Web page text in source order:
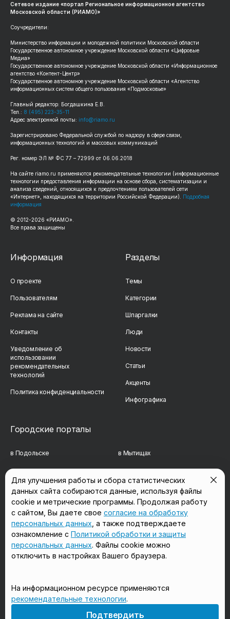
Сетевое издание «портал Региональное информационное агентство
Московской области (РИАМО)»
Соучредители:
Министерство информации и молодежной политики Московской области
Государственное автономное учреждение Московской области «Цифровые
Медиа»
Государственное автономное учреждение Московской области «Информационное
агентство «Контент-Центр»
Государственное автономное учреждение Московской области «Агентство
информационных систем общего пользования «Подмосковье»
Главный редактор: Богдашкина Е.В.
Тел.: 8 (495) 223-35-11
Адрес электронной почты: info@riamo.ru
Зарегистрировано Федеральной службой по надзору в сфере связи,
информационных технологий и массовых коммуникаций
Рег. номер ЭЛ № ФС 77 – 72999 от 06.06.2018
На сайте riamo.ru применяются рекомендательные технологии (информационные
технологии предоставления информации на основе сбора, систематизации и
анализа сведений, относящихся к предпочтениям пользователей сети
«Интернет», находящихся на территории Российской Федерации). Подробная
информация
© 2012-2026 «РИАМО».
Все права защищены
Информация
О проекте
Пользователям
Реклама на сайте
Контакты
Уведомление об
использовании
рекомендательных
технологий
Политика конфиденциальности
Разделы
Темы
Категории
Шпаргалки
Люди
Новости
Статьи
Акценты
Инфографика
Городские порталы
в Подольске в Мытищах
в Сергиевом Посаде в Люберцах
в Красногорске в Королёве
в Домодедово в Щёлково
18+
Мы в соцсетях
Для улучшения работы и сбора статистических
данных сайта собираются данные, используя файлы
cookie и метрические программы. Продолжая работу
с сайтом, Вы даете свое согласие на обработку
персональных данных , а также подтверждаете
ознакомление с Политикой обработки и защиты
персональных данных. Файлы cookie можно
отключить в настройках Вашего браузера.
На информационном ресурсе применяются
рекомендательные технологии.
Подтвердить